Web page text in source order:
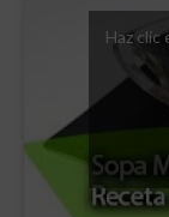
Haz clic